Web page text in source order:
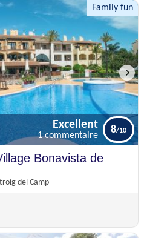
Family fun
Excellent
Bonavista de
del Camp
Excellent
1 commentaire
8